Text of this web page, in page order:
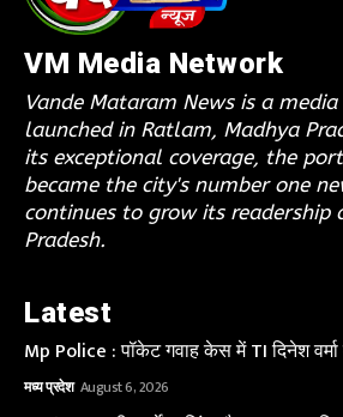
VM Media Network
Vande Mataram News is a
launched in Ratlam, Madhya
its exceptional coverage, the
became the city's number one
continues to grow its readership
Pradesh.
Latest
Mp Police : पॉकेट गवाह केस में TI दिनेश
मध्य प्रदेश August 6, 2026